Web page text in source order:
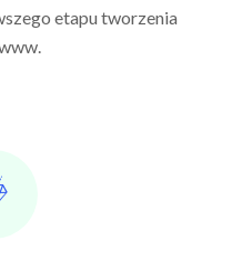
etapu tworzenia